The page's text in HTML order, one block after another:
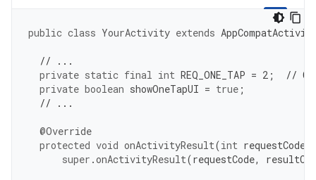
public class YourActivity extends
// ...
private static final int REQ_ONE_TAP = 2 ;
//
private boolean showOneTapUI = true ;
// ...
@Override
protected void onActivityResult(int requestCode
super .onActivityResult(requestCode,